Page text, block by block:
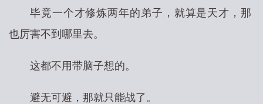
毕竟一个才修炼两年的弟子，就算是天才，那
也厉害不到哪里去。
这都不用带脑子想的。
避无可避，那就只能战了。